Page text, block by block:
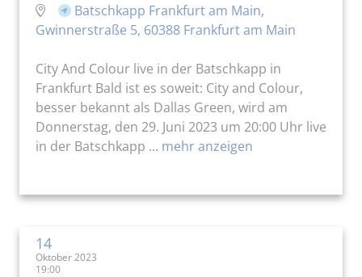
Batschkapp Frankfurt am Main,
Gwinnerstraße 5, 60388 Frankfurt am Main
City And Colour live in der Batschkapp in
Frankfurt Bald ist es soweit: City and Colour,
besser bekannt als Dallas Green, wird am
Donnerstag, den 29. Juni 2023 um 20:00 Uhr live
in der Batschkapp ... mehr anzeigen
14
Oktober 2023
19:00